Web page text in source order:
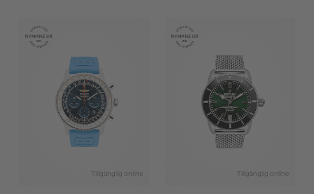
Tillgänglig online Tillgänglig online